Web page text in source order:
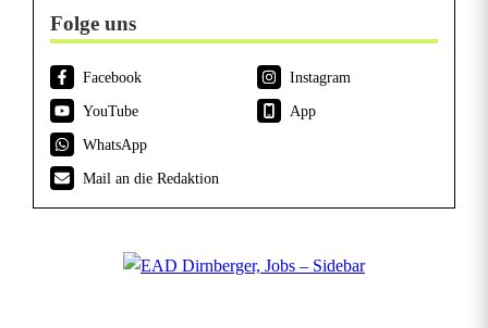
Folge uns
Facebook
Instagram
YouTube
App
WhatsApp
Mail an die Redaktion